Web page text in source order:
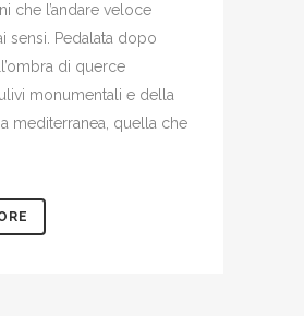
che l’andare veloce
sensi. Pedalata dopo
di querce
monumentali e della
mediterranea, quella che